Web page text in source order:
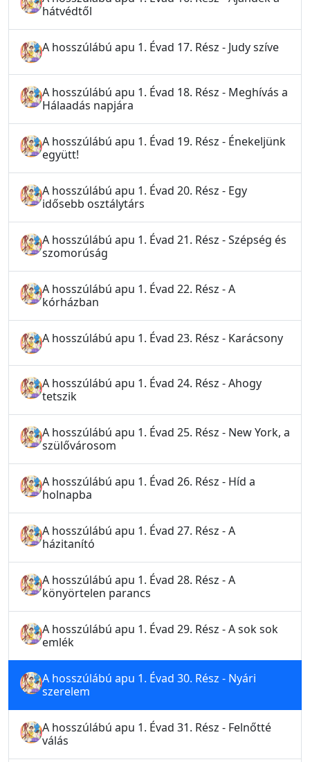
hátvédtől
A hosszúlábú apu 1. Évad 17. Rész - Judy szíve
A hosszúlábú apu 1. Évad 18. Rész - Meghívás a
Hálaadás napjára
A hosszúlábú apu 1. Évad 19. Rész - Énekeljünk
együtt!
A hosszúlábú apu 1. Évad 20. Rész - Egy
idősebb osztálytárs
A hosszúlábú apu 1. Évad 21. Rész - Szépség és
szomorúság
A hosszúlábú apu 1. Évad 22. Rész - A
kórházban
A hosszúlábú apu 1. Évad 23. Rész - Karácsony
A hosszúlábú apu 1. Évad 24. Rész - Ahogy
tetszik
A hosszúlábú apu 1. Évad 25. Rész - New York, a
szülővárosom
A hosszúlábú apu 1. Évad 26. Rész - Híd a
holnapba
A hosszúlábú apu 1. Évad 27. Rész - A
házitanító
A hosszúlábú apu 1. Évad 28. Rész - A
könyörtelen parancs
A hosszúlábú apu 1. Évad 29. Rész - A sok sok
emlék
A hosszúlábú apu 1. Évad 30. Rész - Nyári
szerelem
A hosszúlábú apu 1. Évad 31. Rész - Felnőtté
válás